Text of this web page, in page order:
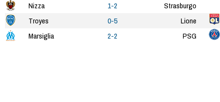
Nizza
1-2
Strasburgo
Troyes
0-5
Lione
Marsiglia
2-2 PSG